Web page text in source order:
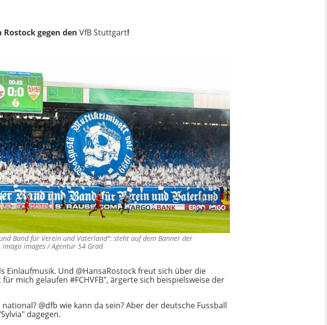
Rostock gegen den VfB Stuttgart!
Band für Verein und Vaterland": steht auf dem Banner der
imago images / Agentur 54 Grad
Einlaufmusik. Und @HansaRostock freut sich über die
mich gelaufen #FCHVFB", ärgerte sich beispielsweise der
@dfb wie kann da sein? Aber der deutsche Fussball
dagegen.